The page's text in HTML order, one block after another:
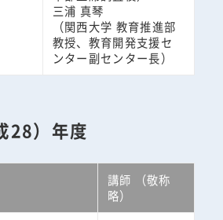
三浦 真琴
（関西大学 教育推進部
教授、教育開発支援セ
ンター副センター長）
28）年度
講師 （敬称
略）